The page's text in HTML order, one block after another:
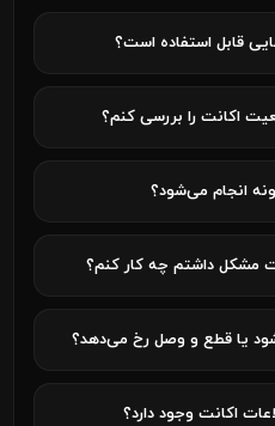
قابل استفاده است؟
اکانت را بررسی کنم؟
انجام می‌شود؟
مشکل داشتم چه کار کنم؟
یا قطع و وصل رخ می‌دهد؟
اکانت وجود دارد؟